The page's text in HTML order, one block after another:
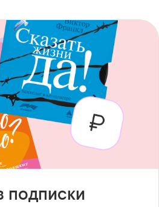
подписки